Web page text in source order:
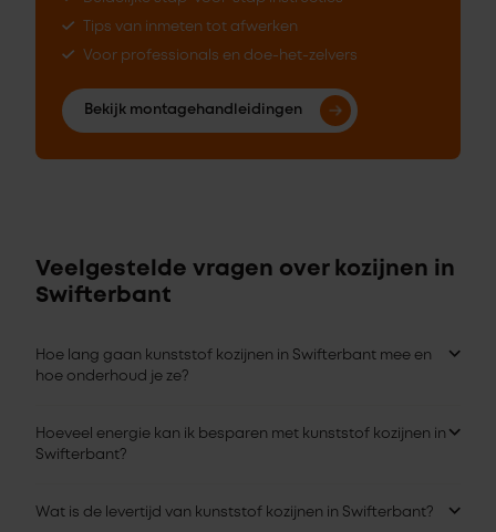
Tips van inmeten tot afwerken
Voor professionals en doe-het-zelvers
Bekijk montagehandleidingen
Veelgestelde vragen over kozijnen in
Swifterbant
Hoe lang gaan kunststof kozijnen in Swifterbant mee en
hoe onderhoud je ze?
Hoeveel energie kan ik besparen met kunststof kozijnen in
Swifterbant?
Wat is de levertijd van kunststof kozijnen in Swifterbant?